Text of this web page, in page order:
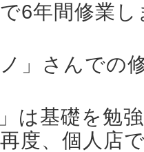
6年間修業
ノ」さんでの
」は基礎を勉
度、個人店